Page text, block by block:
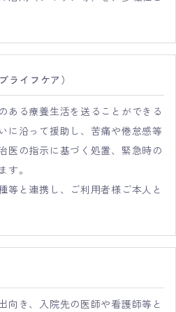
ライフケア）
ある療養生活を送ることができる
に沿って援助し、苦痛や倦怠感等
医の指示に基づく処置、緊急時の
す。
等と連携し、ご利用者様ご本人と
向き、入院先の医師や看護師等と